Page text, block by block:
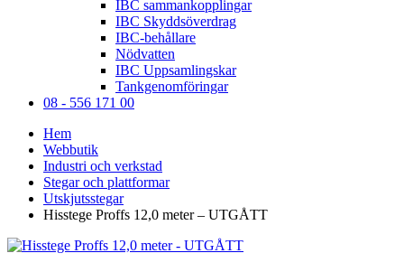
IBC sammankopplingar
IBC Skyddsöverdrag
IBC-behållare
Nödvatten
IBC Uppsamlingskar
Tankgenomföringar
08 - 556 171 00
Hem
Webbutik
Industri och verkstad
Stegar och plattformar
Utskjutsstegar
Hisstege Proffs 12,0 meter – UTGÅTT